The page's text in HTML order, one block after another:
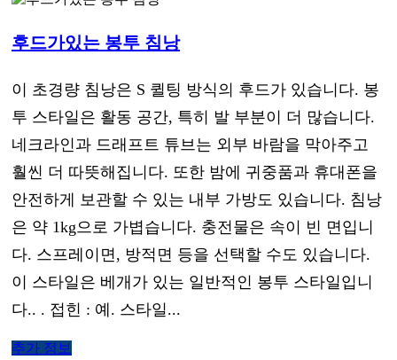
후드가있는 봉투 침낭
이 초경량 침낭은 S 퀼팅 방식의 후드가 있습니다. 봉
투 스타일은 활동 공간, 특히 발 부분이 더 많습니다.
네크라인과 드래프트 튜브는 외부 바람을 막아주고
훨씬 더 따뜻해집니다. 또한 밤에 귀중품과 휴대폰을
안전하게 보관할 수 있는 내부 가방도 있습니다. 침낭
은 약 1kg으로 가볍습니다. 충전물은 속이 빈 면입니
다. 스프레이면, 방적면 등을 선택할 수도 있습니다.
이 스타일은 베개가 있는 일반적인 봉투 스타일입니
다.. . 접힌 : 예. 스타일...
추가 정보